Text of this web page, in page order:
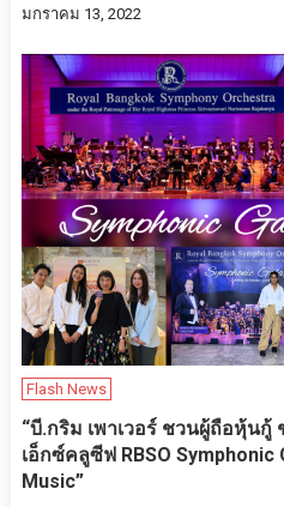
มกราคม 13, 2022
Flash News
“บี.กริม เพาเวอร์ ชวนผู้ถือหุ้น
เอ็กซ์คลูซีฟ RBSO Symphonic
Music”